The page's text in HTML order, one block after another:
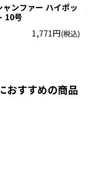
ャンファー ハイポッ
10号
1,771円(税込)
おすすめの商品